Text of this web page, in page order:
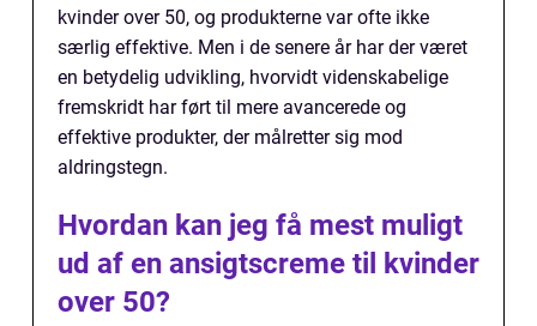
kvinder over 50, og produkterne var ofte ikke
særlig effektive. Men i de senere år har der været
en betydelig udvikling, hvorvidt videnskabelige
fremskridt har ført til mere avancerede og
effektive produkter, der målretter sig mod
aldringstegn.
Hvordan kan jeg få mest muligt
ud af en ansigtscreme til kvinder
over 50?